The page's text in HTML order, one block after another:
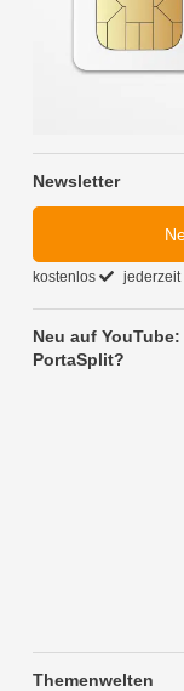
Newsletter
kostenlos jederzeit
Neu auf
PortaSplit?
Themenwelten